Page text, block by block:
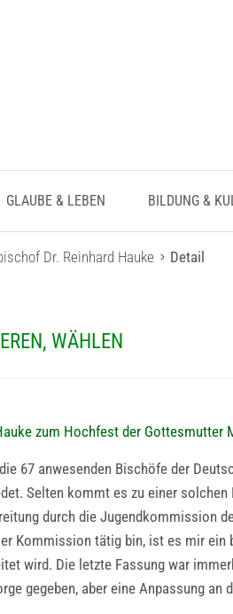
GLAUBE & LEBEN BILDUNG &
Dr. Reinhard Hauke Detail
WÄHLEN
zum Hochfest der Gottesmutter
67 anwesenden Bischöfe der
Selten kommt es zu einer
durch die Jugendkommission
Kommission tätig bin, ist es mir ein
wird. Die letzte Fassung war
gegeben, aber eine Anpassung